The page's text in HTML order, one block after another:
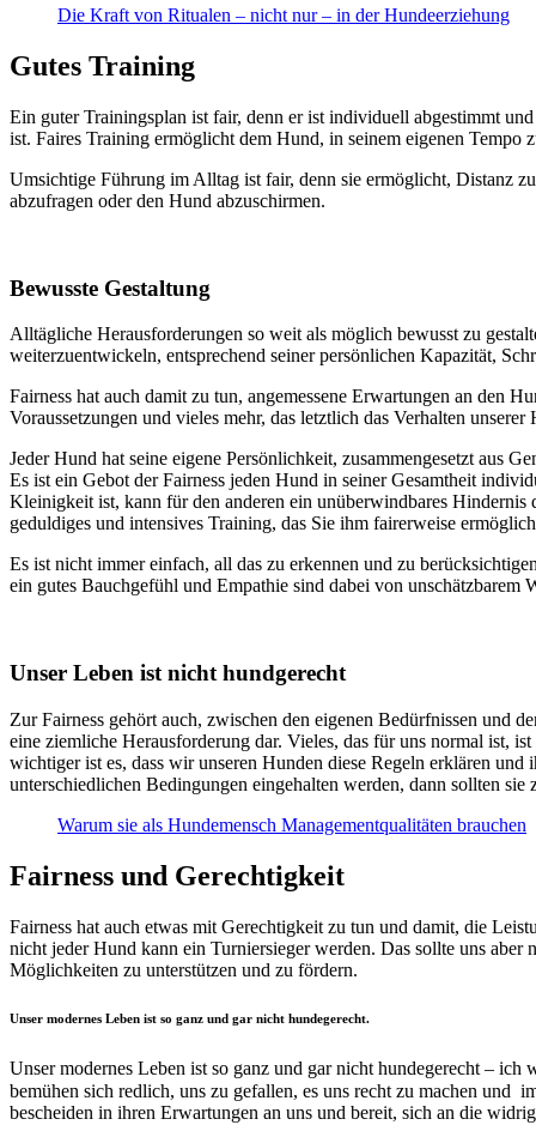
Die Kraft von Ritualen – nicht nur – in der Hundeerziehung
Gutes Training
Ein guter Trainingsplan ist fair, denn er ist individuell abgestimmt
ist. Faires Training ermöglicht dem Hund, in seinem eigenen
Umsichtige Führung im Alltag ist fair, denn sie ermöglicht, Distanz
abzufragen oder den Hund abzuschirmen.
Bewusste Gestaltung
Alltägliche Herausforderungen so weit als möglich bewusst zu
weiterzuentwickeln, entsprechend seiner persönlichen Kapazität,
Fairness hat auch damit zu tun, angemessene Erwartungen an den
Voraussetzungen und vieles mehr, das letztlich das Verhalten unserer
Jeder Hund hat seine eigene Persönlichkeit, zusammengesetzt aus
Es ist ein Gebot der Fairness jeden Hund in seiner Gesamtheit
Kleinigkeit ist, kann für den anderen ein unüberwindbares Hindernis
geduldiges und intensives Training, das Sie ihm fairerweise
Es ist nicht immer einfach, all das zu erkennen und zu
ein gutes Bauchgefühl und Empathie sind dabei von unschätzbarem
Unser Leben ist nicht hundgerecht
Zur Fairness gehört auch, zwischen den eigenen Bedürfnissen und
eine ziemliche Herausforderung dar. Vieles, das für uns normal ist,
wichtiger ist es, dass wir unseren Hunden diese Regeln erklären
unterschiedlichen Bedingungen eingehalten werden, dann sollten
Warum sie als Hundemensch Managementqualitäten brauchen
Fairness und Gerechtigkeit
Fairness hat auch etwas mit Gerechtigkeit zu tun und damit, die
nicht jeder Hund kann ein Turniersieger werden. Das sollte uns
Möglichkeiten zu unterstützen und zu fördern.
Unser modernes Leben ist so ganz und gar nicht hundegerecht.
Unser modernes Leben ist so ganz und gar nicht hundegerecht –
bemühen sich redlich, uns zu gefallen, es uns recht zu machen und
bescheiden in ihren Erwartungen an uns und bereit, sich an die